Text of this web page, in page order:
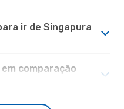
ir de Singapura
em comparação